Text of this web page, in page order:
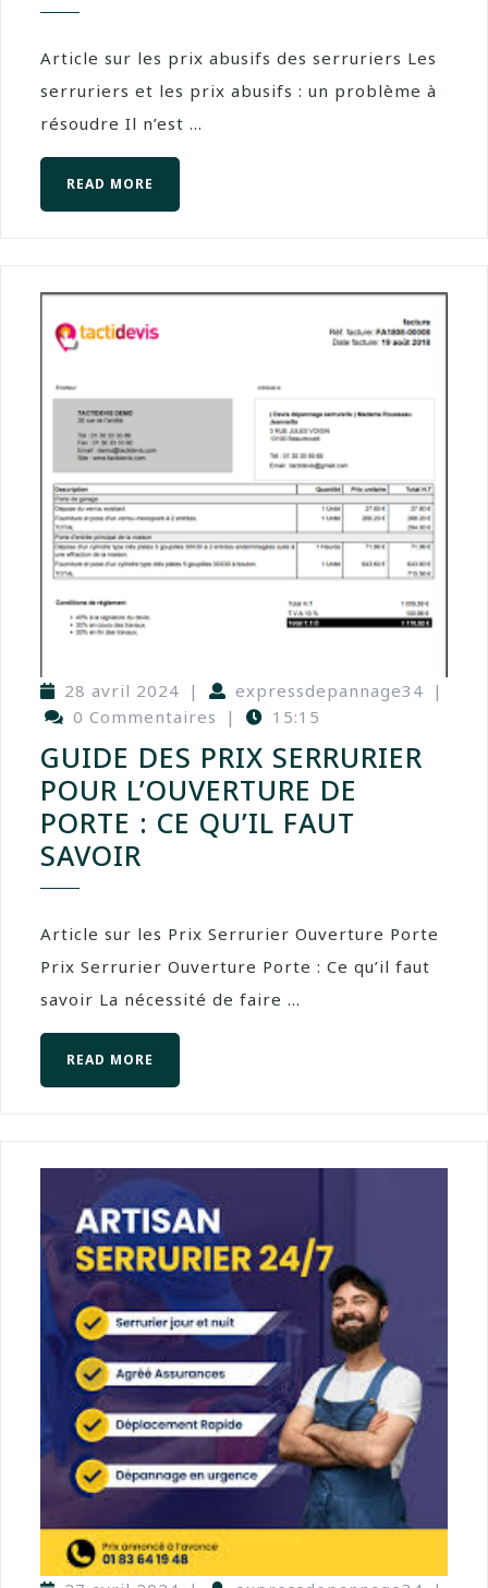
Article sur les prix abusifs des serruriers Les
serruriers et les prix abusifs : un problème à
résoudre Il n’est ...
READ MORE
28 avril 2024 | expressdepannage34 |
0 Commentaires
| 15:15
GUIDE DES PRIX SERRURIER
POUR L’OUVERTURE DE
PORTE : CE QU’IL FAUT
SAVOIR
Article sur les Prix Serrurier Ouverture Porte
Prix Serrurier Ouverture Porte : Ce qu’il faut
savoir La nécessité de faire ...
READ MORE